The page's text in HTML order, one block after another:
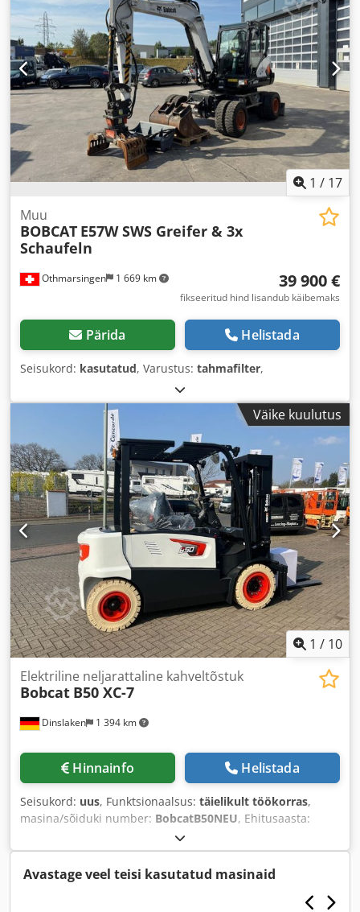
1 / 17
Othmarsingen 1 669 km
Muu
BOBCAT E57W SWS Greifer & 3x
Schaufeln
39 900 €
fikseeritud hind lisandub käibemaks
Pärida Helistada
Seisukord: kasutatud, Varustus: tahmafilter,
Väike kuulutus
1 / 10
Dinslaken 1 394 km
Elektriline neljarattaline kahveltõstuk
Bobcat B50 XC-7
Hinnainfo Helistada
Seisukord: uus, Funktsionaalsus: täielikult töökorras,
masina/sõiduki number: BobcatB50NEU, Ehitusaasta:
, tõstekõrgus:
tõstekõrgus:1 700 mm, kütuse tüüp:elektriline, masti
tüüp:kolmekordne (triplex), ehituskõrgus:2 285 mm
kahvli pikkus:
Avastage veel teisi kasutatud masinaid